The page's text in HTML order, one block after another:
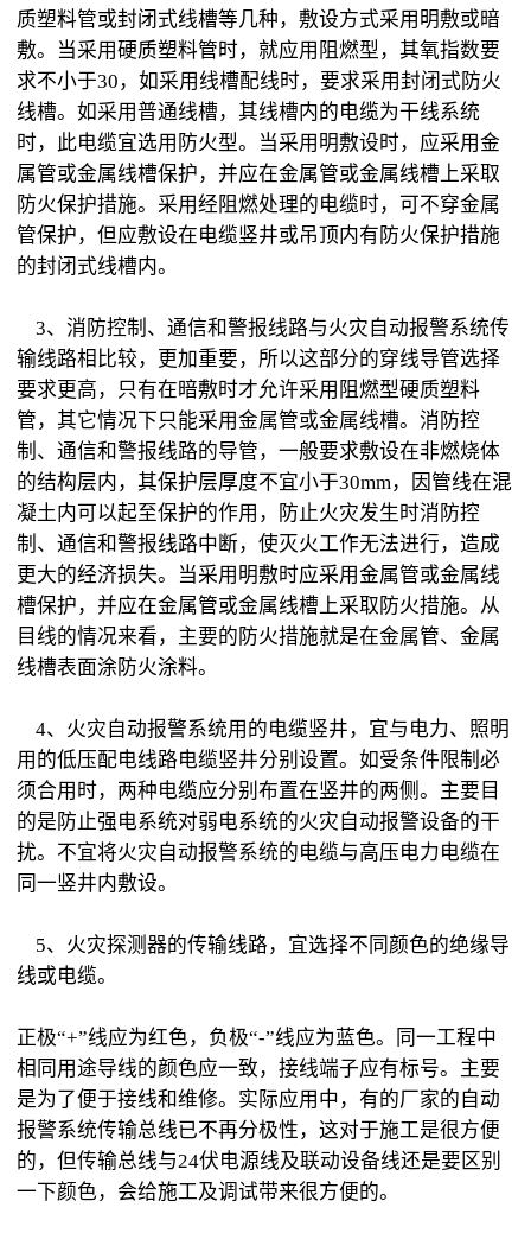
质塑料管或封闭式线槽等几种，敷设方式采用明敷或暗
敷。当采用硬质塑料管时，就应用阻燃型，其氧指数要
求不小于30，如采用线槽配线时，要求采用封闭式防火
线槽。如采用普通线槽，其线槽内的电缆为干线系统
时，此电缆宜选用防火型。当采用明敷设时，应采用金
属管或金属线槽保护，并应在金属管或金属线槽上采取
防火保护措施。采用经阻燃处理的电缆时，可不穿金属
管保护，但应敷设在电缆竖井或吊顶内有防火保护措施
的封闭式线槽内。
3、消防控制、通信和警报线路与火灾自动报警系统传
输线路相比较，更加重要，所以这部分的穿线导管选择
要求更高，只有在暗敷时才允许采用阻燃型硬质塑料
管，其它情况下只能采用金属管或金属线槽。消防控
制、通信和警报线路的导管，一般要求敷设在非燃烧体
的结构层内，其保护层厚度不宜小于30mm，因管线在混
凝土内可以起至保护的作用，防止火灾发生时消防控
制、通信和警报线路中断，使灭火工作无法进行，造成
更大的经济损失。当采用明敷时应采用金属管或金属线
槽保护，并应在金属管或金属线槽上采取防火措施。从
目线的情况来看，主要的防火措施就是在金属管、金属
线槽表面涂防火涂料。
4、火灾自动报警系统用的电缆竖井，宜与电力、照明
用的低压配电线路电缆竖井分别设置。如受条件限制必
须合用时，两种电缆应分别布置在竖井的两侧。主要目
的是防止强电系统对弱电系统的火灾自动报警设备的干
扰。不宜将火灾自动报警系统的电缆与高压电力电缆在
同一竖井内敷设。
5、火灾探测器的传输线路，宜选择不同颜色的绝缘导
线或电缆。
正极“+”线应为红色，负极“-”线应为蓝色。同一工程中
相同用途导线的颜色应一致，接线端子应有标号。主要
是为了便于接线和维修。实际应用中，有的厂家的自动
报警系统传输总线已不再分极性，这对于施工是很方便
的，但传输总线与24伏电源线及联动设备线还是要区别
一下颜色，会给施工及调试带来很方便的。